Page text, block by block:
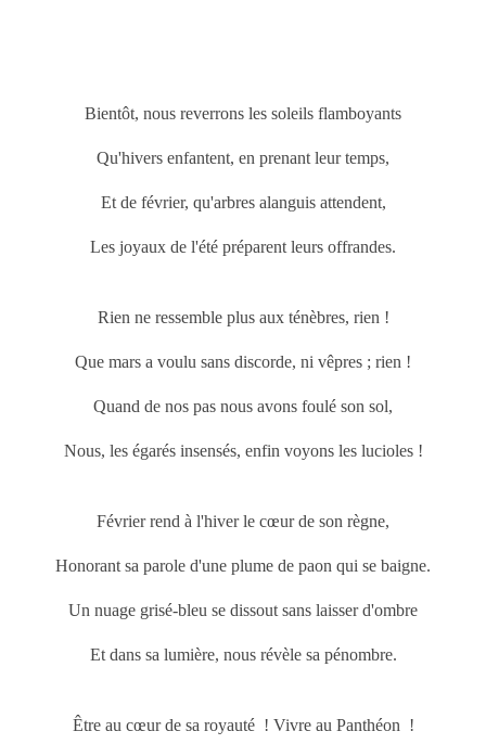
Bientôt, nous reverrons les soleils flamboyants
Qu'hivers enfantent, en prenant leur temps,
Et de février, qu'arbres alanguis attendent,
Les joyaux de l'été préparent leurs offrandes.
Rien ne ressemble plus aux ténèbres, rien !
Que mars a voulu sans discorde, ni vêpres ; rien !
Quand de nos pas nous avons foulé son sol,
Nous, les égarés insensés, enfin voyons les lucioles !
Février rend à l'hiver le cœur de son règne,
Honorant sa parole d'une plume de paon qui se baigne.
Un nuage grisé-bleu se dissout sans laisser d'ombre
Et dans sa lumière, nous révèle sa pénombre.
Être au cœur de sa royauté ! Vivre au Panthéon !